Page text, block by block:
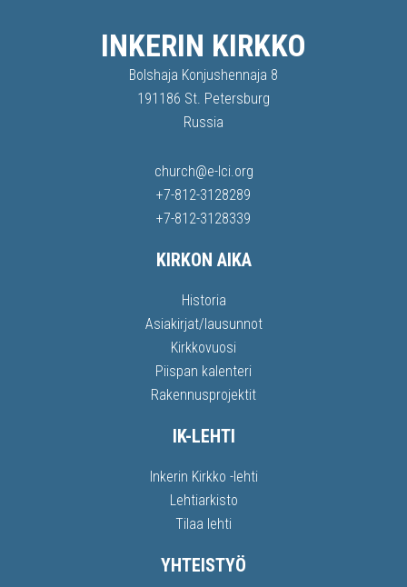
INKERIN KIRKKO
Bolshaja Konjushennaja 8
191186 St. Petersburg
Russia
church@e-lci.org
+7-812-3128289
+7-812-3128339
KIRKON AIKA
Historia
Asiakirjat/lausunnot
Kirkkovuosi
Piispan kalenteri
Rakennusprojektit
IK-LEHTI
Inkerin Kirkko -lehti
Lehtiarkisto
Tilaa lehti
YHTEISTYÖ